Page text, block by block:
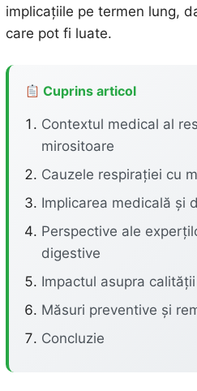
implicațiile pe termen lung,
care pot fi luate.
Cuprins articol
Contextul medical al
mirositoare
Cauzele respirației cu
Implicarea medicală și
Perspective ale
digestive
Impactul asupra
Măsuri preventive și
Concluzie